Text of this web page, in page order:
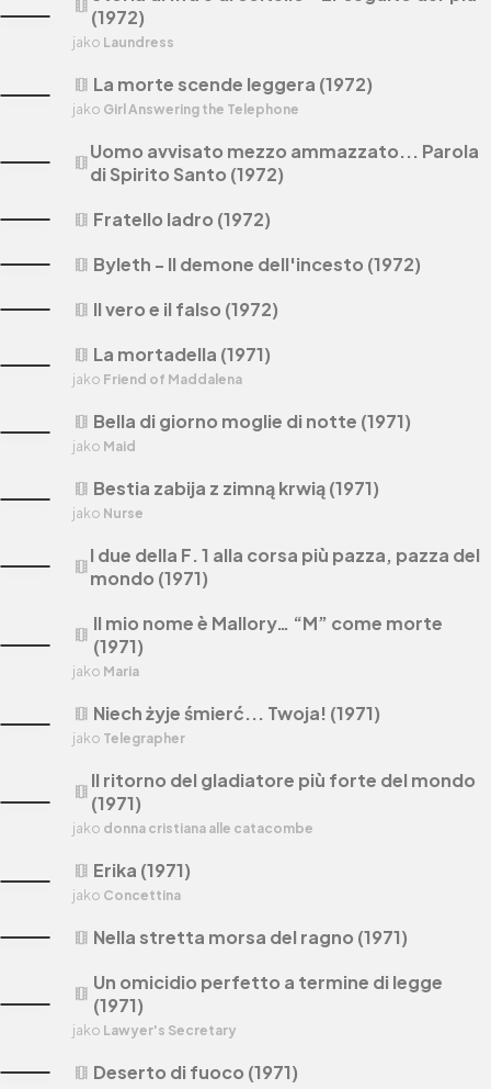
theaters La mortadella (1971)
jako Friend of Maddalena
theaters Bella di giorno moglie di notte (1971)
jako Maid
theaters Bestia zabija z zimną krwią (1971)
jako Nurse
theatersI due della F. 1 alla corsa più pazza, pazza del
mondo (1971)
theaters Il mio nome è Mallory… “M” come morte
(1971)
jako Maria
theaters Niech żyje śmierć... Twoja! (1971)
jako Telegrapher
theaters Il ritorno del gladiatore più forte del mondo
(1971)
jako donna cristiana alle catacombe
theaters Erika (1971)
jako Concettina
theaters Nella stretta morsa del ragno (1971)
theaters Un omicidio perfetto a termine di legge
(1971)
jako Lawyer's Secretary
theaters Deserto di fuoco (1971)
theaters (1972)
jako Laundress
theaters La morte scende leggera (1972)
jako Girl Answering the Telephone
theatersUomo avvisato mezzo ammazzato... Parola
di Spirito Santo (1972)
theaters Fratello ladro (1972)
theaters Byleth - Il demone dell'incesto (1972)
theaters Il vero e il falso (1972)